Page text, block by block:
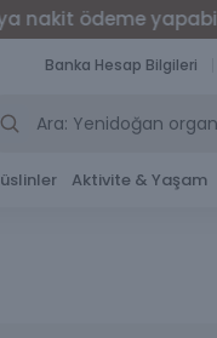
ödeme yapabilirsiniz.
Banka Hesap Bilgileri
Aktivite & Yaşam